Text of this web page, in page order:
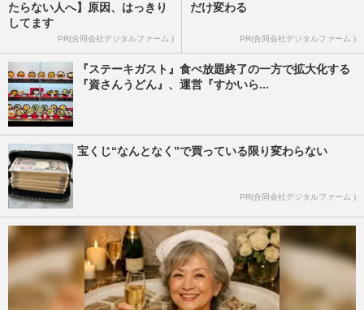
たらない人へ】原因、はっきり
してます
PR(合同会社デジタルファーム )
だけ変わる
PR(合同会社デジタルファーム )
『ステーキガスト』食べ放題終了の一方で拡大化する
『資さんうどん』、運営『すかいら...
宝くじ“なんとなく”で買っている限り変わらない
PR(合同会社デジタルファーム )